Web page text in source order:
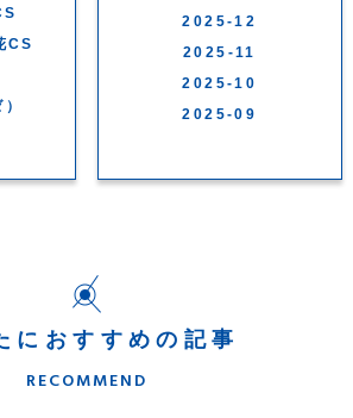
CS
2025-12
2025-11
2025-10
2025-09
におすすめの記事
RECOMMEND